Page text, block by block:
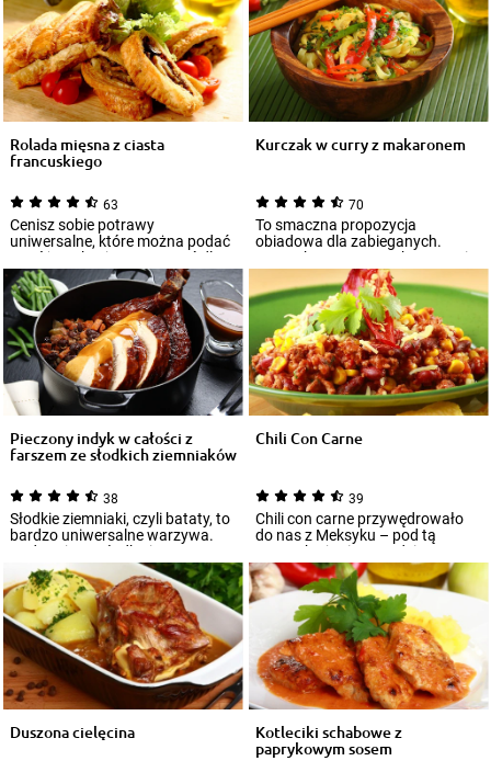
Rolada mięsna z ciasta
francuskiego
63
Cenisz sobie potrawy
uniwersalne, które można podać
na różne okazje? Mamy coś dla
Ciebie! Rolada...
Kurczak w curry z makaronem
70
To smaczna propozycja
obiadowa dla zabieganych.
Kurczak w curry z makaronem i
warzywami przygotuj...
Pieczony indyk w całości z
farszem ze słodkich ziemniaków
38
Słodkie ziemniaki, czyli bataty, to
bardzo uniwersalne warzywa.
Podasz je na słodko i
wytrawnie...
Chili Con Carne
39
Chili con carne przywędrowało
do nas z Meksyku – pod tą
nazwą kryje się prawdziwy
wulkan smaków...
Duszona cielęcina Kotleciki schabowe z
paprykowym sosem